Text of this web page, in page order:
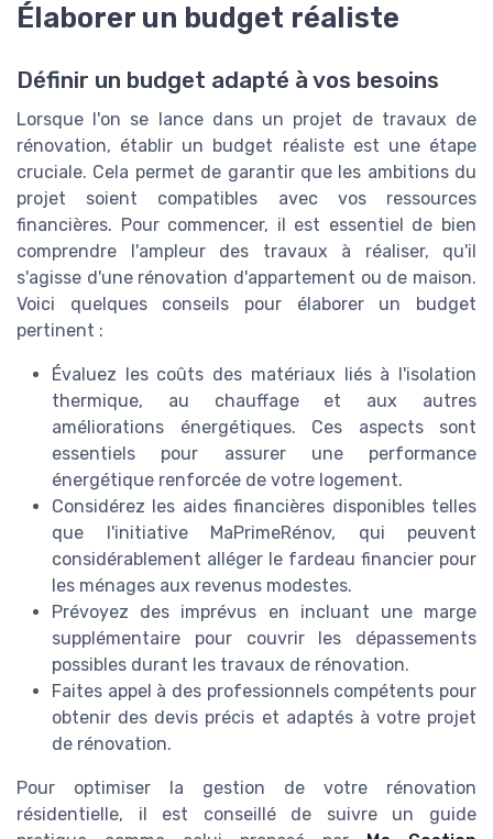
Élaborer un budget réaliste
Définir un budget adapté à vos besoins
Lorsque l'on se lance dans un projet de travaux de
rénovation, établir un budget réaliste est une étape
cruciale. Cela permet de garantir que les ambitions du
projet soient compatibles avec vos ressources
financières. Pour commencer, il est essentiel de bien
comprendre l'ampleur des travaux à réaliser, qu'il
s'agisse d'une rénovation d'appartement ou de maison.
Voici quelques conseils pour élaborer un budget
pertinent :
Évaluez les coûts des matériaux liés à l'isolation
thermique, au chauffage et aux autres
améliorations énergétiques. Ces aspects sont
essentiels pour assurer une performance
énergétique renforcée de votre logement.
Considérez les aides financières disponibles telles
que l'initiative MaPrimeRénov, qui peuvent
considérablement alléger le fardeau financier pour
les ménages aux revenus modestes.
Prévoyez des imprévus en incluant une marge
supplémentaire pour couvrir les dépassements
possibles durant les travaux de rénovation.
Faites appel à des professionnels compétents pour
obtenir des devis précis et adaptés à votre projet
de rénovation.
Pour optimiser la gestion de votre rénovation
résidentielle, il est conseillé de suivre un guide